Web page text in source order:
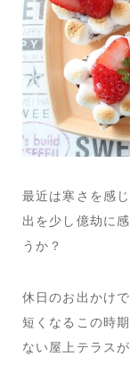
最近は寒さを感
出を少し億劫に
うか？
休日のお出かけ
短くなるこの時
ない屋上テラス